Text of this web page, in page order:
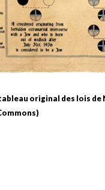
u
original des lois